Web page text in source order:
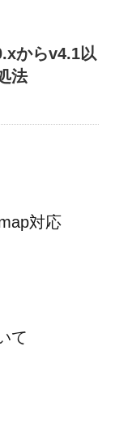
からv4.1以
法
対応
て